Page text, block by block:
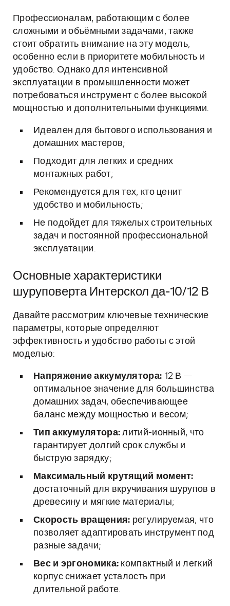
Профессионалам, работающим с более
сложными и объёмными задачами, также
стоит обратить внимание на эту модель,
особенно если в приоритете мобильность и
удобство. Однако для интенсивной
эксплуатации в промышленности может
потребоваться инструмент с более высокой
мощностью и дополнительными функциями.
Идеален для бытового использования и
домашних мастеров;
Подходит для легких и средних
монтажных работ;
Рекомендуется для тех, кто ценит
удобство и мобильность;
Не подойдет для тяжелых строительных
задач и постоянной профессиональной
эксплуатации.
Основные характеристики
шуруповерта Интерскол да-10/12 В
Давайте рассмотрим ключевые технические
параметры, которые определяют
эффективность и удобство работы с этой
моделью:
Напряжение аккумулятора: 12 В —
оптимальное значение для большинства
домашних задач, обеспечивающее
баланс между мощностью и весом;
Тип аккумулятора: литий-ионный, что
гарантирует долгий срок службы и
быструю зарядку;
Максимальный крутящий момент:
достаточный для вкручивания шурупов в
древесину и мягкие материалы;
Скорость вращения: регулируемая, что
позволяет адаптировать инструмент под
разные задачи;
Вес и эргономика: компактный и легкий
корпус снижает усталость при
длительной работе.